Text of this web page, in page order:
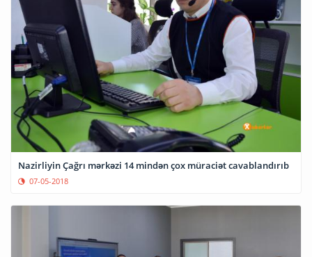
Nazirliyin Çağrı mərkəzi 14 mindən çox müraciət cavablandırıb
07-05-2018